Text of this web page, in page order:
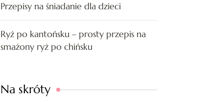
Przepisy na śniadanie dla dzieci
Ryż po kantońsku – prosty przepis na
smażony ryż po chińsku
Na skróty